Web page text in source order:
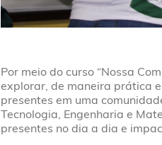
Por meio do curso “Nossa
explorar, de maneira prática
presentes em uma
Tecnologia, Engenharia e
presentes no dia a dia e